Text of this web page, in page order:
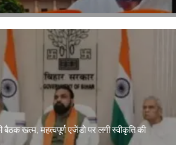
बैठक खत्म, महत्वपूर्ण एजेंडो पर लगी स्वीकृति की